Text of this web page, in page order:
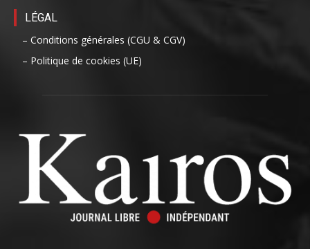
LÉGAL
– Conditions générales (CGU & CGV)
– Politique de cookies (UE)